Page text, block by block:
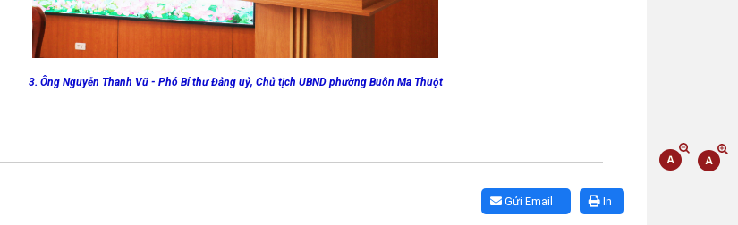
3. Ông Nguyễn Thanh Vũ - Phó Bí thư Đảng uỷ, Chủ tịch UBND phường Buôn Ma Thuột
In
Gửi Email